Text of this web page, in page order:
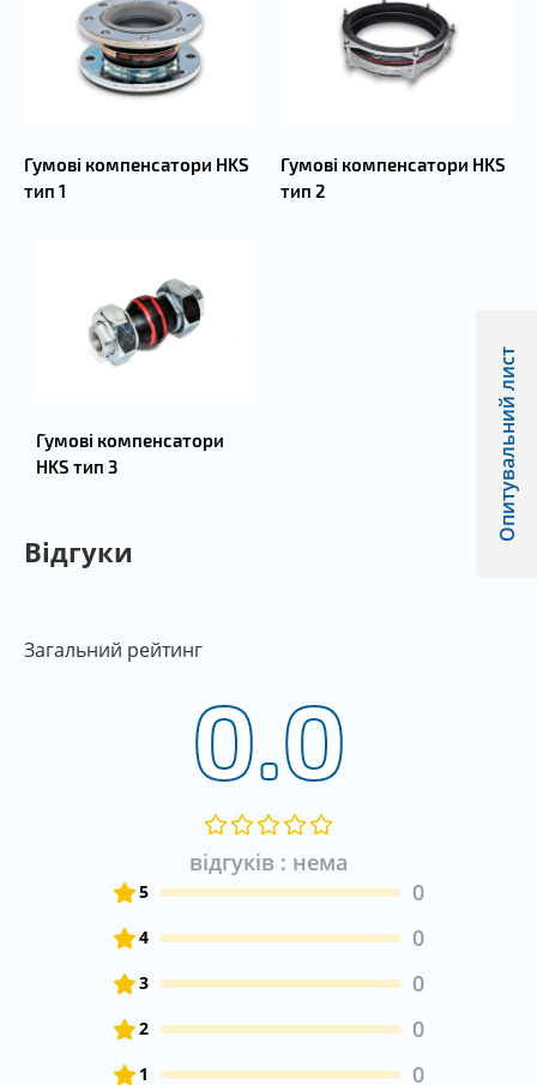
Гумові компенсатори HKS
тип 1
Гумові компенсатори HKS
тип 2
Гумові компенсатори
HKS тип 3
Відгуки
Загальний рейтинг
0.0
відгуків : нема
5 0
4 0
3 0
2 0
1 0
Опитувальний лист